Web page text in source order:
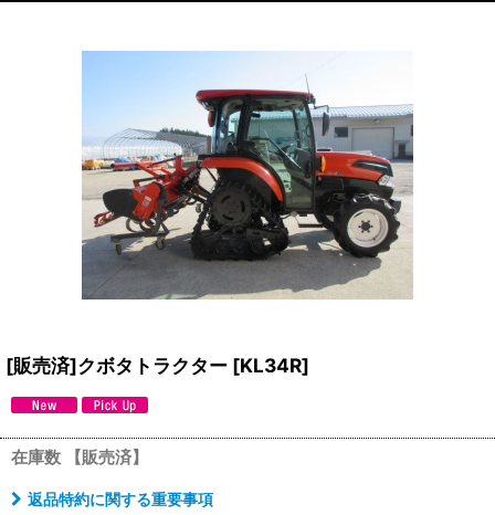
[販売済]クボタトラクター [KL34R]
在庫数 【販売済】
返品特約に関する重要事項